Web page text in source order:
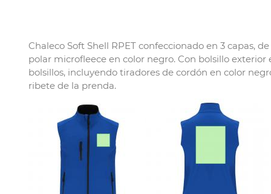
Chaleco Soft Shell RPET confeccionado en 3 capas,
polar microfleece en color negro. Con bolsillo
bolsillos, incluyendo tiradores de cordón en color
ribete de la prenda.